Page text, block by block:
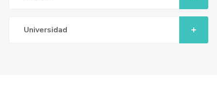
Universidad